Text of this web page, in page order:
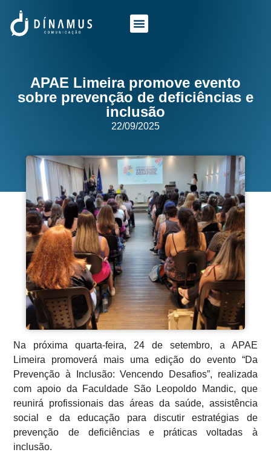
APAE Limeira promove evento
sobre prevenção de deficiências e
inclusão
22/09/2025
Na próxima quarta-feira, 24 de setembro, a APAE
Limeira promoverá mais uma edição do evento “Da
Prevenção à Inclusão: Vencendo Desafios”, realizada
com apoio da Faculdade São Leopoldo Mandic, que
reunirá profissionais das áreas da saúde, assistência
social e da educação para discutir estratégias de
prevenção de deficiências e práticas voltadas à
inclusão.